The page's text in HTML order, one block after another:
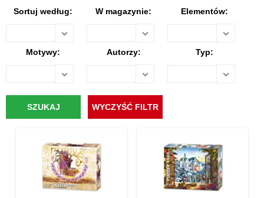
Sortuj według: W magazynie: Elementów:
Motywy: Autorzy: Typ: